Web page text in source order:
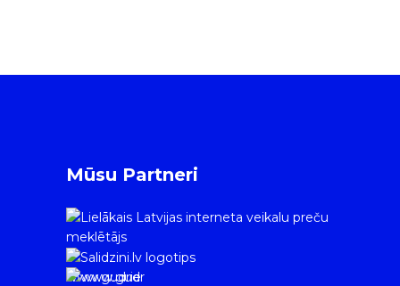
Mūsu Partneri
www.gudrie